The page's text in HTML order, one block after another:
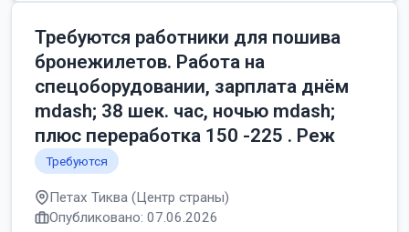
Требуются работники для пошива
бронежилетов. Работа на
спецоборудовании, зарплата днём
mdash; 38 шек. час, ночью mdash;
плюс переработка 150 -225 . Реж
Требуются
Петах Тиква (Центр страны)
Опубликовано: 07.06.2026